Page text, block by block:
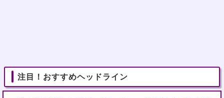
注目！おすすめヘッドライン